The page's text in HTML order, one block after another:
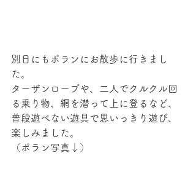
別日にもポランにお散歩に行きまし
た。
ターザンロープや、二人でクルクル回
る乗り物、網を潜って上に登るなど、
普段遊べない遊具で思いっきり遊び、
楽しみました。
（ポラン写真↓）